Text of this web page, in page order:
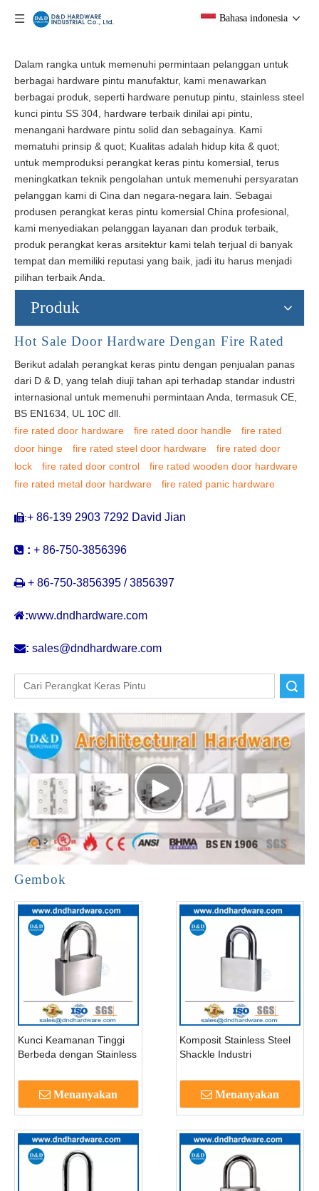
Bahasa indonesia
Dalam rangka untuk memenuhi permintaan pelanggan untuk
berbagai hardware pintu manufaktur, kami menawarkan
berbagai produk, seperti hardware penutup pintu, stainless steel
kunci pintu SS 304, hardware terbaik dinilai api pintu,
menangani hardware pintu solid dan sebagainya. Kami
mematuhi prinsip & quot; Kualitas adalah hidup kita & quot;
untuk memproduksi perangkat keras pintu komersial, terus
meningkatkan teknik pengolahan untuk memenuhi persyaratan
pelanggan kami di Cina dan negara-negara lain. Sebagai
produsen perangkat keras pintu komersial China profesional,
kami menyediakan pelanggan layanan dan produk terbaik,
produk perangkat keras arsitektur kami telah terjual di banyak
tempat dan memiliki reputasi yang baik, jadi itu harus menjadi
pilihan terbaik Anda.
Produk
Hot Sale Door Hardware Dengan Fire Rated
Berikut adalah perangkat keras pintu dengan penjualan panas
dari D & D, yang telah diuji tahan api terhadap standar industri
internasional untuk memenuhi permintaan Anda, termasuk CE,
BS EN1634, UL 10C dll.
fire rated door hardware
fire rated door handle
fire rated
door hinge
fire rated steel door hardware
fire rated door
lock
fire rated door control
fire rated wooden door hardware
fire rated metal door hardware
fire rated panic hardware
:+ 86-139 2903 7292 David Jian
 : + 86-750-3856396
 + 86-750-3856395 / 3856397
:www.dndhardware.com
: sales@dndhardware.com
Gembok
Kunci Keamanan Tinggi
Berbeda dengan Stainless
Shackle Safety Padlock-
DDPL001Menanyakan
Komposit Stainless Steel
Shackle Industri
dengan Master Key-
DDPL002Menanyakan